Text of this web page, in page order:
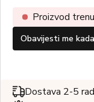
Proizvod
Obavijesti me
Dostava 2-5